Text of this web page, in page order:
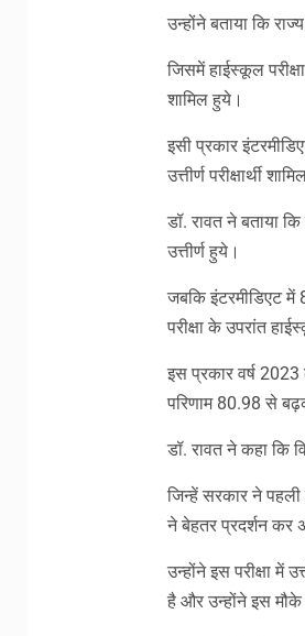
उन्होंने बताया कि
जिसमें हाईस्कूल
शामिल हुये।
इसी प्रकार
उत्तीर्ण परीक्षार्थी
डॉ. रावत ने बताया कि
उत्तीर्ण हुये।
जबकि इंटरमीडिएट में
परीक्षा के उपरांत
इस प्रकार वर्ष 2023
परिणाम 80.98 से
डॉ. रावत ने कहा कि
जिन्हें सरकार ने पहली
ने बेहतर प्रदर्शन कर
उन्होंने इस परीक्षा में
है और उन्होंने इस मौके